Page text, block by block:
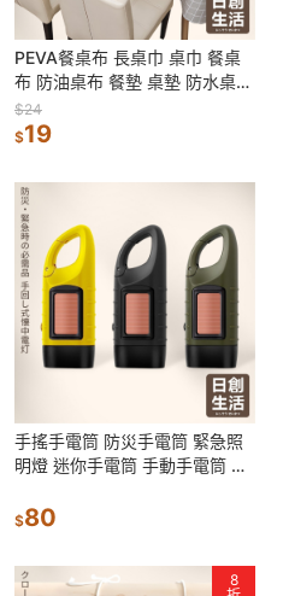
PEVA餐桌布 長桌巾 桌巾 餐桌
布 防油桌布 餐墊 桌墊 防水桌布
印花桌布 防塵蓋巾 桌布
$24
$19
手搖手電筒 防災手電筒 緊急照
明燈 迷你手電筒 手動手電筒 小
筒
$80
8